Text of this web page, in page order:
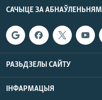
САЧЫЦЕ ЗА АБНАЎЛЕНЬНЯМІ
РАЗЬДЗЕЛЫ САЙТУ
ІНФАРМАЦЫЯ